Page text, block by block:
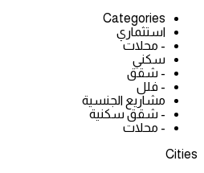
Categories
استثماري
- محلات
سكني
- شقق
- فلل
مشاريع الجنسية
- شقق سكنية
- محلات
Cities